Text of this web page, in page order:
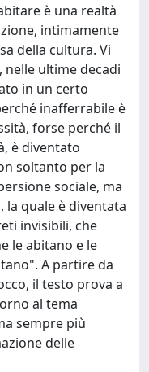
è una realtà
intimamente
della cultura. Vi
ultime decadi
in un certo
inafferrabile è
forse perché il
è diventato
soltanto per la
sociale, ma
la quale è diventata
invisibili, che
le abitano e le
A partire da
il testo prova a
al tema
sempre più
delle